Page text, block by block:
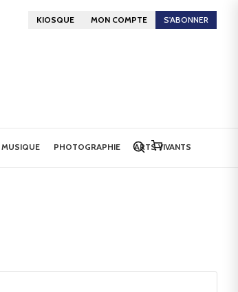
KIOSQUE MON COMPTE S'ABONNER
MUSIQUE PHOTOGRAPHIE ARTS VIVANTS